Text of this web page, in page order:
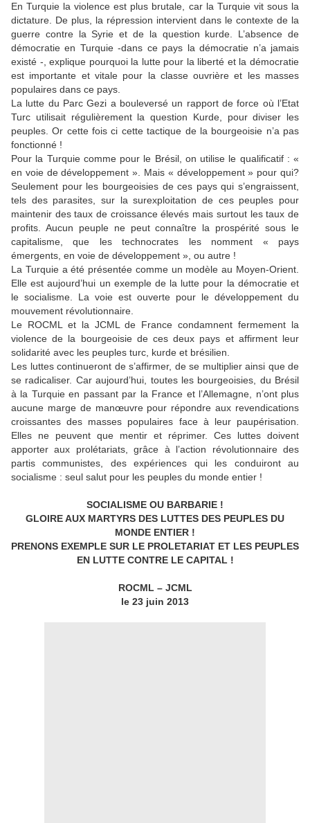
En Turquie la violence est plus brutale, car la Turquie vit sous la
dictature. De plus, la répression intervient dans le contexte de la
guerre contre la Syrie et de la question kurde. L’absence de
démocratie en Turquie -dans ce pays la démocratie n’a jamais
existé -, explique pourquoi la lutte pour la liberté et la démocratie
est importante et vitale pour la classe ouvrière et les masses
populaires dans ce pays.
La lutte du Parc Gezi a bouleversé un rapport de force où l’Etat
Turc utilisait régulièrement la question Kurde, pour diviser les
peuples. Or cette fois ci cette tactique de la bourgeoisie n’a pas
fonctionné !
Pour la Turquie comme pour le Brésil, on utilise le qualificatif : «
en voie de développement ». Mais « développement » pour qui?
Seulement pour les bourgeoisies de ces pays qui s’engraissent,
tels des parasites, sur la surexploitation de ces peuples pour
maintenir des taux de croissance élevés mais surtout les taux de
profits. Aucun peuple ne peut connaître la prospérité sous le
capitalisme, que les technocrates les nomment « pays
émergents, en voie de développement », ou autre !
La Turquie a été présentée comme un modèle au Moyen-Orient.
Elle est aujourd’hui un exemple de la lutte pour la démocratie et
le socialisme. La voie est ouverte pour le développement du
mouvement révolutionnaire.
Le ROCML et la JCML de France condamnent fermement la
violence de la bourgeoisie de ces deux pays et affirment leur
solidarité avec les peuples turc, kurde et brésilien.
Les luttes continueront de s’affirmer, de se multiplier ainsi que de
se radicaliser. Car aujourd’hui, toutes les bourgeoisies, du Brésil
à la Turquie en passant par la France et l’Allemagne, n’ont plus
aucune marge de manœuvre pour répondre aux revendications
croissantes des masses populaires face à leur paupérisation.
Elles ne peuvent que mentir et réprimer. Ces luttes doivent
apporter aux prolétariats, grâce à l’action révolutionnaire des
partis communistes, des expériences qui les conduiront au
socialisme : seul salut pour les peuples du monde entier !
SOCIALISME OU BARBARIE !
GLOIRE AUX MARTYRS DES LUTTES DES PEUPLES DU
MONDE ENTIER !
PRENONS EXEMPLE SUR LE PROLETARIAT ET LES PEUPLES
EN LUTTE CONTRE LE CAPITAL !
ROCML – JCML
le 23 juin 2013